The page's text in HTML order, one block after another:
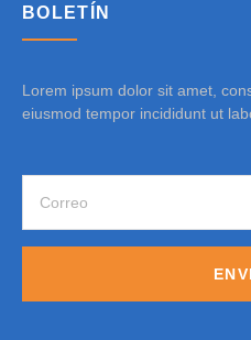
BOLETÍN
Lorem ipsum dolor sit amet,
eiusmod tempor incididunt ut